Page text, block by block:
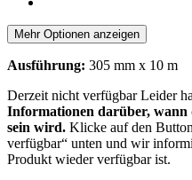
Mehr Optionen anzeigen
Ausführung: 305 mm x 10 m
Derzeit nicht verfügbarLeider
Informationen darüber, wann
sein wird. Klicke auf den
verfügbar“ unten und wir
Produkt wieder verfügbar ist.